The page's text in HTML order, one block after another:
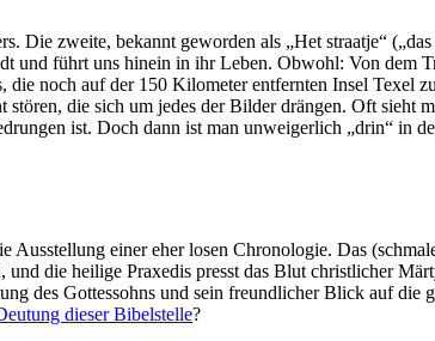
Die zweite, bekannt geworden als „Het straatje“
und führt uns hinein in ihr Leben. Obwohl: Von dem
noch auf der 150 Kilometer entfernten Insel Texel
die sich um jedes der Bilder drängen. Oft sieht
ist. Doch dann ist man unweigerlich „drin“ in
Ausstellung einer eher losen Chronologie. Das
die heilige Praxedis presst das Blut christlicher
des Gottessohns und sein freundlicher Blick auf
dieser Bibelstelle?